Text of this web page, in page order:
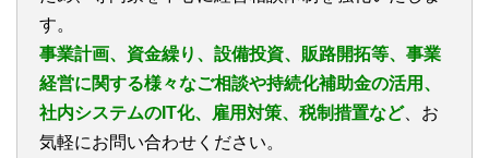
す。
事業計画、資金繰り、設備投資、販路開拓等、事業
経営に関する様々なご相談や持続化補助金の活用、
社内システムのIT化、雇用対策、税制措置など、お
気軽にお問い合わせください。